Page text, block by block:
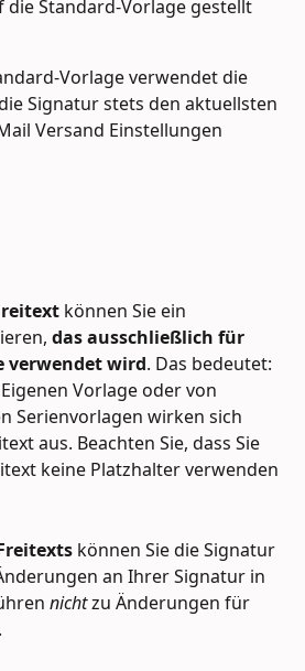
Standard-Vorlage gestellt
Vorlage verwendet die
Signatur stets den aktuellsten
Versand Einstellungen
können Sie ein
das ausschließlich für
verwendet wird. Das bedeutet:
Vorlage oder von
Serienvorlagen wirken sich
aus. Beachten Sie, dass Sie
keine Platzhalter verwenden
können Sie die Signatur
an Ihrer Signatur in
nicht zu Änderungen für